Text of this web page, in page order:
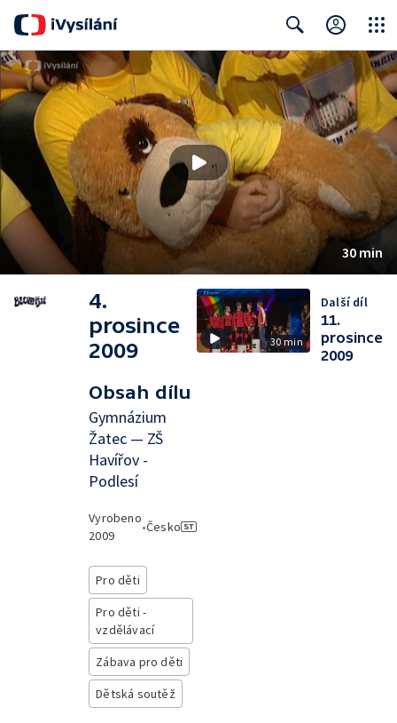
Search Close
30 min
4.
prosince
2009
Obsah dílu
Gymnázium
Žatec — ZŠ
Havířov -
Podlesí
Vyrobeno
2009
•Česko
Pro děti
Pro děti -
vzdělávací
Zábava pro děti
Dětská soutěž
30 min
Další díl
11.
prosince
2009